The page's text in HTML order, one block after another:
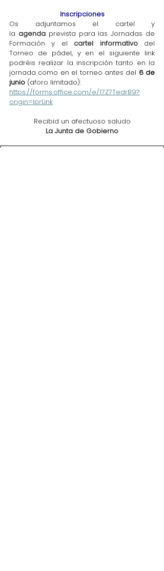
Inscripciones
Os adjuntamos el cartel y
la agenda prevista para las Jornadas de
Formación y el cartel informativo del
Torneo de pádel, y en el siguiente link
podréis realizar la inscripción tanto en la
jornada como en el torneo antes del 6 de
junio (aforo limitado):
https://forms.office.com/e/17Z7TedrB9?
origin=lprLink
Recibid un afectuoso saludo
La Junta de Gobierno